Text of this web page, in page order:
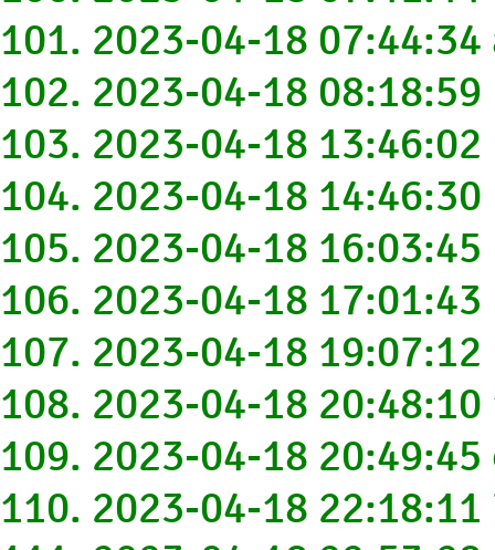
101. 2023-04-18
102. 2023-04-18
103. 2023-04-18
104. 2023-04-18
105. 2023-04-18
106. 2023-04-18
107. 2023-04-18
108. 2023-04-18
109. 2023-04-18
110. 2023-04-18